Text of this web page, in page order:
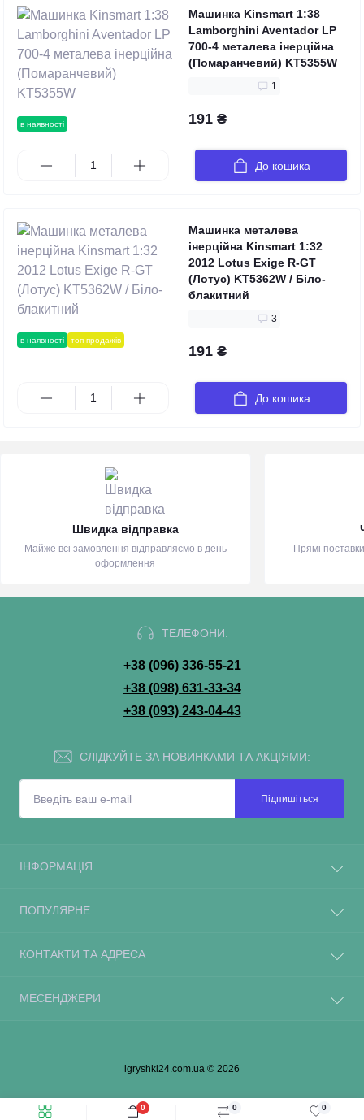
0 0
0
в наявності
Машинка Kinsmart 1:38
Lamborghini Aventador LP
700-4 металева інерційна
(Помаранчевий) KT5355W
1
191 ₴
До кошика
в наявності топ продажів
Машинка металева
інерційна Kinsmart 1:32
2012 Lotus Exige R-GT
(Лотус) KT5362W / Біло-
блакитний
3
191 ₴
До кошика
Швидка відправка
Майже всі замовлення відправляємо в день
оформлення
Прямі
ТЕЛЕФОНИ:
+38 (096) 336-55-21
+38 (098) 631-33-34
+38 (093) 243-04-43
СЛІДКУЙТЕ ЗА НОВИНКАМИ ТА АКЦІЯМИ:
Підпишіться
ІНФОРМАЦІЯ
ПОПУЛЯРНЕ
КОНТАКТИ ТА АДРЕСА
МЕСЕНДЖЕРИ
igryshki24.com.ua © 2026